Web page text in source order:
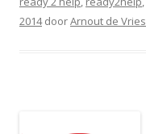
2014doorArnout de Vries